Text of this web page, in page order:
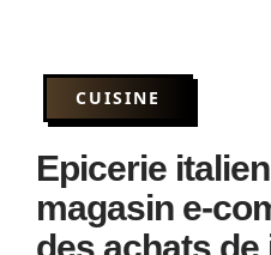
CUISINE
Epicerie
magasin e-